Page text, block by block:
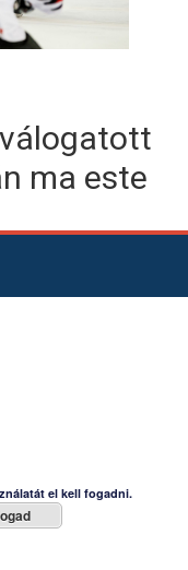
ma este
el kell fogadni.